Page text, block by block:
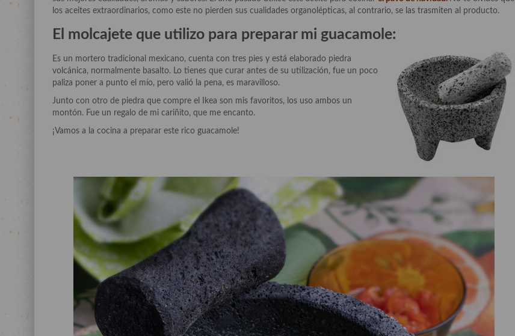
los aceites extraordinarios, como este no pierden sus cualidades organolépticas, al contrario, se las trasmiten al producto.
El molcajete que utilizo para preparar mi guacamole:
Es un mortero tradicional mexicano, cuenta con tres pies y está elaborado piedra
volcánica, normalmente basalto. Lo tienes que curar antes de su utilización, fue un poco
paliza poner a punto el mío, pero valió la pena, es maravilloso.
Junto con otro de piedra que compre el Ikea son mis favoritos, los uso ambos un
montón. Fue un regalo de mi cariñito, que me encanto.
¡Vamos a la cocina a preparar este rico guacamole!